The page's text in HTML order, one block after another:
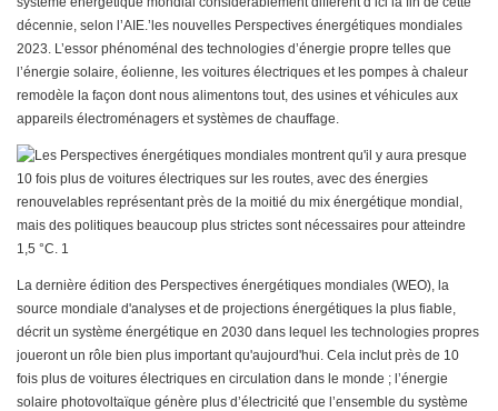
décennie, selon l’AIE.’les nouvelles Perspectives énergétiques mondiales
2023. L’essor phénoménal des technologies d’énergie propre telles que
l’énergie solaire, éolienne, les voitures électriques et les pompes à chaleur
remodèle la façon dont nous alimentons tout, des usines et véhicules aux
appareils électroménagers et systèmes de chauffage.
La dernière édition des Perspectives énergétiques mondiales (WEO), la
source mondiale d'analyses et de projections énergétiques la plus fiable,
décrit un système énergétique en 2030 dans lequel les technologies propres
joueront un rôle bien plus important qu'aujourd'hui. Cela inclut près de 10
fois plus de voitures électriques en circulation dans le monde ; l’énergie
solaire photovoltaïque génère plus d’électricité que l’ensemble du système